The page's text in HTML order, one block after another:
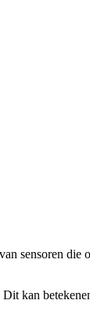
sensoren
kan